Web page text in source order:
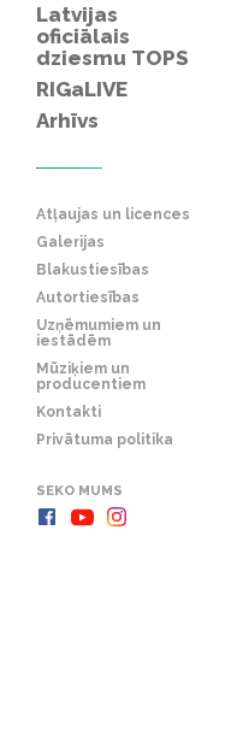
Latvijas
oficiālais
dziesmu TOPS
RIGaLIVE
Arhīvs
Atļaujas un licences
Galerijas
Blakustiesības
Autortiesības
Uzņēmumiem un
iestādēm
Mūziķiem un
producentiem
Kontakti
Privātuma politika
SEKO MUMS